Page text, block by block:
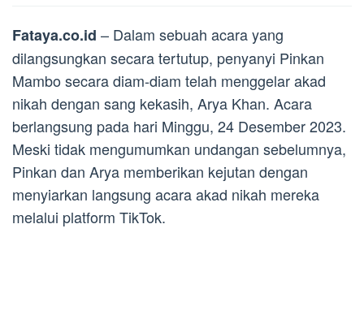
Fataya.co.id – Dalam sebuah acara yang
dilangsungkan secara tertutup, penyanyi Pinkan
Mambo secara diam-diam telah menggelar akad
nikah dengan sang kekasih, Arya Khan. Acara
berlangsung pada hari Minggu, 24 Desember 2023.
Meski tidak mengumumkan undangan sebelumnya,
Pinkan dan Arya memberikan kejutan dengan
menyiarkan langsung acara akad nikah mereka
melalui platform TikTok.